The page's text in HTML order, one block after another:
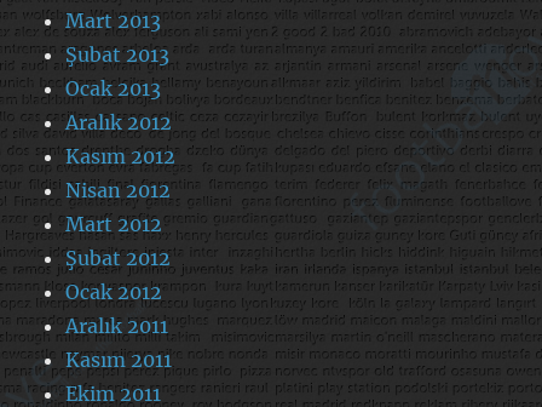
Mart 2013
Şubat 2013
Ocak 2013
Aralık 2012
Kasım 2012
Nisan 2012
Mart 2012
Şubat 2012
Ocak 2012
Aralık 2011
Kasım 2011
Ekim 2011